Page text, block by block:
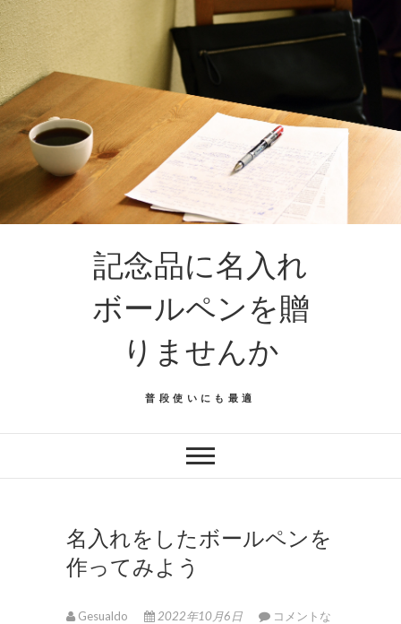
記念品に名入れ
ボールペンを贈
りませんか
普段使いにも最適
名入れをしたボールペンを
作ってみよう
Gesualdo 2022年10月6日
コメントな